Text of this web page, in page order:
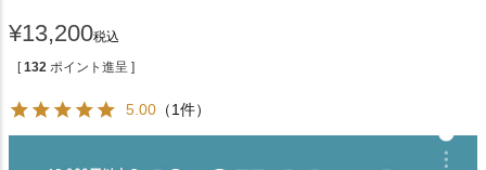
¥13,200税込
[ 132 ポイント進呈 ]
5.00 （1件）